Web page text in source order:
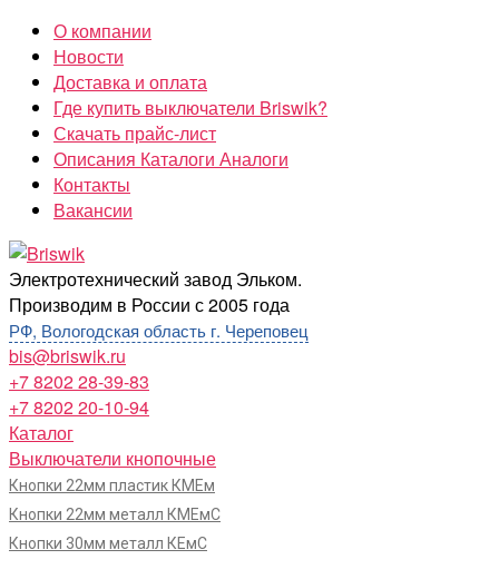
Перейти
содержимому
О компании
Новости
Доставка и оплата
Где купить выключатели Briswik?
Скачать прайс-лист
Описания Каталоги Аналоги
Контакты
Вакансии
Briswik
Электротехнический завод Эльком.
Производим в России с 2005 года
РФ, Вологодская область г. Череповец
bis@briswik.ru
+7 8202 28-39-83
+7 8202 20-10-94
Каталог
Выключатели кнопочные
Кнопки 22мм пластик КМЕм
Кнопки 22мм металл КМЕмС
Кнопки 30мм металл КЕмС